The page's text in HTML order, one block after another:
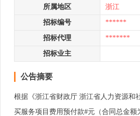
所属地区 浙江
招标编号 ******
招标代理 *******
招标业主
公告摘要
根据《浙江省财政厅 浙江省人力资源和
买服务项目费用预付款#元（合同总金